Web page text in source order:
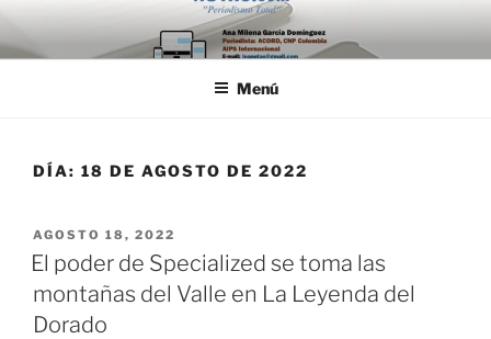
Saltar
al
contenido
Menú
DÍA: 18 DE AGOSTO DE 2022
PUBLICADO
EL
AGOSTO 18, 2022
El poder de Specialized se toma las
montañas del Valle en La Leyenda del
Dorado